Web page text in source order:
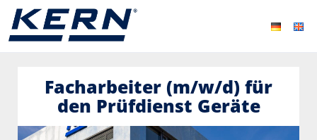
Facharbeiter (m/w/d) für
den Prüfdienst Geräte